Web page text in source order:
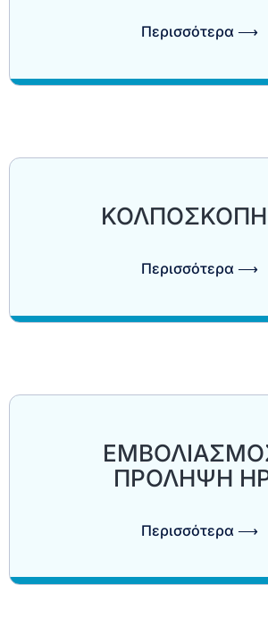
Περισσότερα ⟶
Περισσότερα ⟶
ΠΡΟΛΗΨΗ
Περισσότερα ⟶